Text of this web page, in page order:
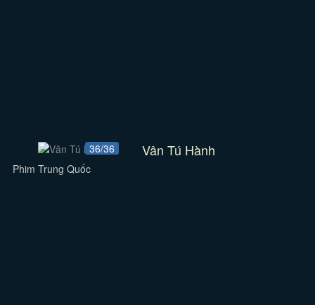
36/36 Vân Tú Hành
Phim Trung Quốc